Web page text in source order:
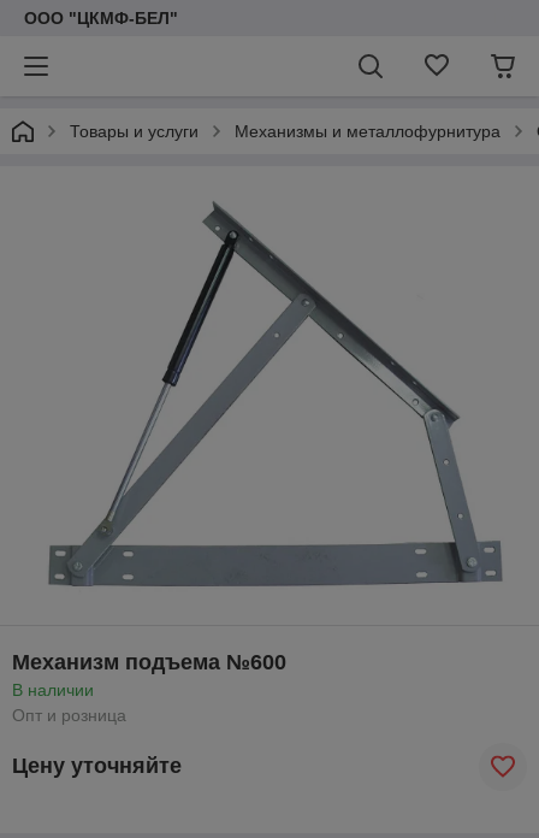
ООО "ЦКМФ-БЕЛ"
Товары и услуги Механизмы и металлофурнитура
Механизм подъема №600
В наличии
Опт и розница
Цену уточняйте